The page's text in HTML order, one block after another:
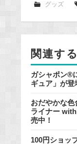
k
グッズ
関連す
ガシャポン®
ギュア」が登
おだやかな
ライナー
売中！
100円ショッ